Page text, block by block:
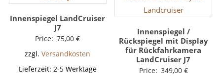
Innenspiegel LandCruiser
J7
Price: 75,00€
zzgl.Versandkosten
Lieferzeit: 2-5 Werktage
Innenspiegel /
Rückspiegel mit Display
für Rückfahrkamera
LandCruiser J7
Price: 349,00 €